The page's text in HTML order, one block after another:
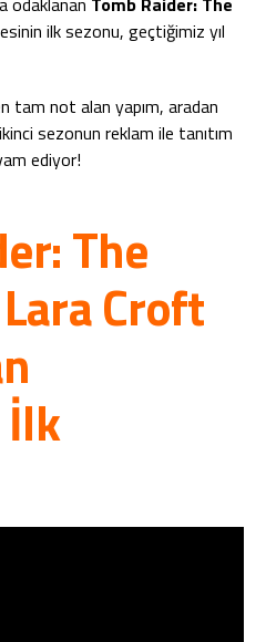
ilk sezonu, geçtiğimiz yıl
tam not alan yapım, aradan
sezonun reklam ile tanıtım
ediyor!
The
Croft
İlk